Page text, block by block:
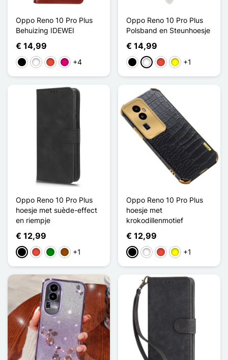
Oppo Reno 10 Pro Plus
Behuizing IDEWEI
€ 14,99
ZwartWit RoodMagenta
+4
Oppo Reno 10 Pro Plus
Polsband en Steunhoesje
€ 14,99
ZwartWit RoodGeel+1
Oppo Reno 10 Pro Plus
hoesje met suède-effect
en riempje
€ 12,99
ZwartRoodGroenBruin+1
Oppo Reno 10 Pro Plus
hoesje met
krokodillenmotief
€ 12,99
ZwartWit RoodGeel+1